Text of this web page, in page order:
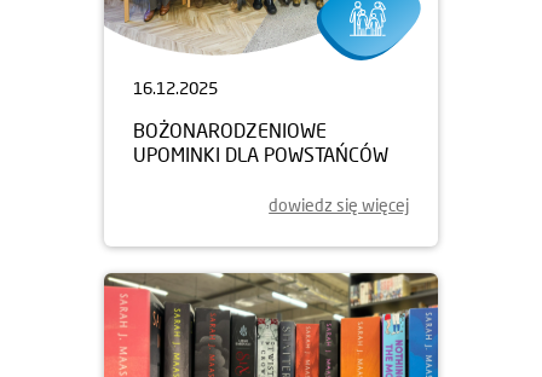
16.12.2025
BOŻONARODZENIOWE
UPOMINKI DLA POWSTAŃCÓW
dowiedz się więcej